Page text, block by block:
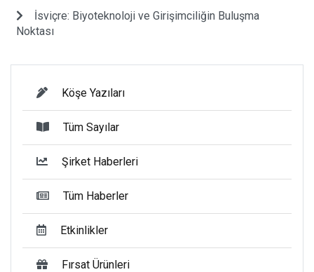
İsviçre: Biyoteknoloji ve Girişimciliğin Buluşma
Noktası
Köşe Yazıları
Tüm Sayılar
Şirket Haberleri
Tüm Haberler
Etkinlikler
Fırsat Ürünleri